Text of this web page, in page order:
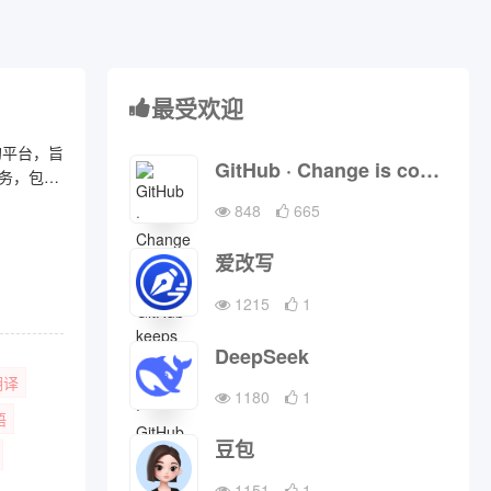
台，旨
，包括
最受欢迎
GitHub · Change is constant. GitHub keeps you ahead. · GitHub
848 665
爱改写
1215 1
DeepSeek
1180 1
豆包